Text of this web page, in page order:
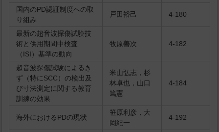
国内のPD認証制度への取
り組み
戸田裕己 4-180
最新の超音波探傷試験技
術と供用期間中検査
（ISI）基準の動向
牧原善次 4-182
超音波探傷試験によるき
ず（特にSCC）の検出及
び寸法測定に関する教育
訓練の効果
米山弘志，杉
林卓也，山口
篤憲
4-184
海外におけるPDの現状
笹原利彦，大
岡紀一
4-192